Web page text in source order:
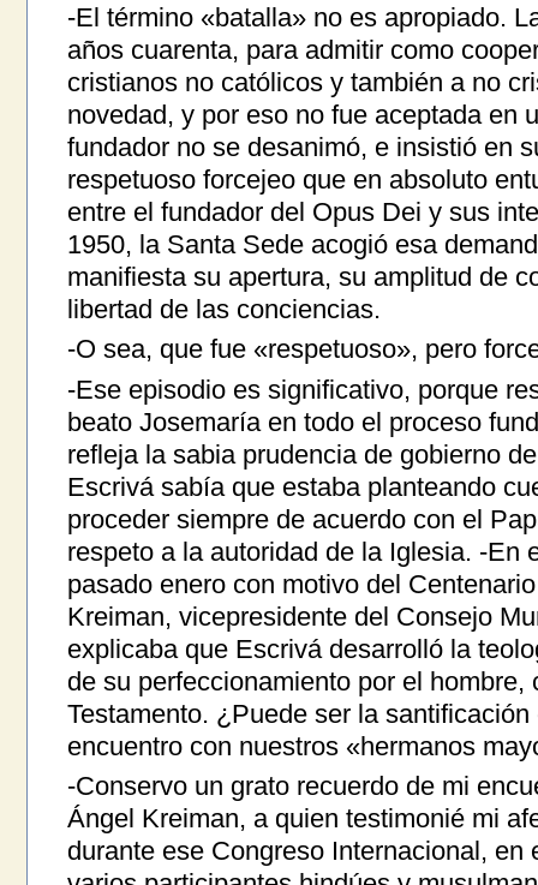
-El término «batalla» no es apropiado.
años cuarenta, para admitir como
cristianos no católicos y también a no
novedad, y por eso no fue aceptada en
fundador no se desanimó, e insistió en
respetuoso forcejeo que en absoluto
entre el fundador del Opus Dei y sus
1950, la Santa Sede acogió esa
manifiesta su apertura, su amplitud de
libertad de las conciencias.
-O sea, que fue «respetuoso», pero
-Ese episodio es significativo, porque
beato Josemaría en todo el proceso
refleja la sabia prudencia de gobierno
Escrivá sabía que estaba planteando
proceder siempre de acuerdo con el
respeto a la autoridad de la Iglesia. -En
pasado enero con motivo del
Kreiman, vicepresidente del Consejo
explicaba que Escrivá desarrolló la
de su perfeccionamiento por el hombre,
Testamento. ¿Puede ser la
encuentro con nuestros «hermanos
-Conservo un grato recuerdo de mi
Ángel Kreiman, a quien testimonié mi
durante ese Congreso Internacional, en